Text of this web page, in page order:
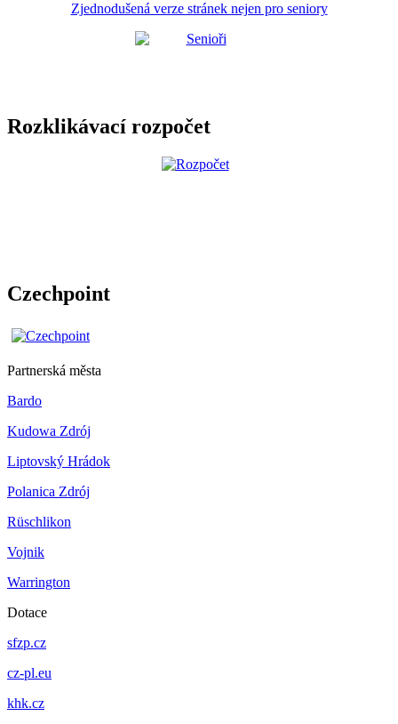
Zjednodušená verze stránek nejen pro seniory
Rozklikávací rozpočet
Czechpoint
Partnerská města
Bardo
Kudowa Zdrój
Liptovský Hrádok
Polanica Zdrój
Rüschlikon
Vojnik
Warrington
Dotace
sfzp.cz
cz-pl.eu
khk.cz